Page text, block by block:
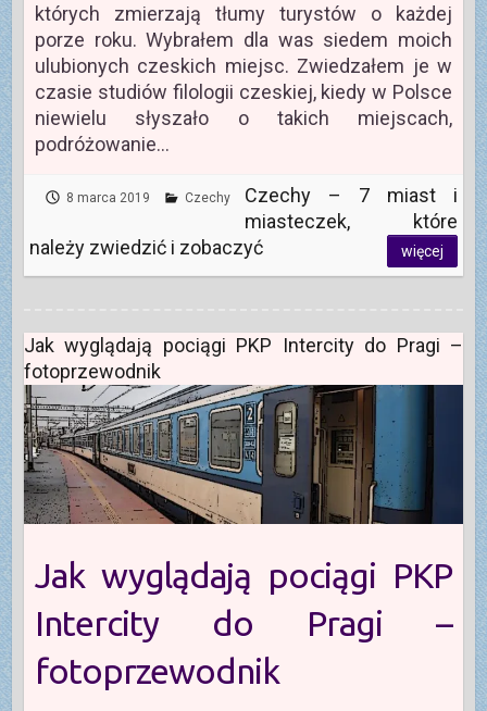
których zmierzają tłumy turystów o każdej
porze roku. Wybrałem dla was siedem moich
ulubionych czeskich miejsc. Zwiedzałem je w
czasie studiów filologii czeskiej, kiedy w Polsce
niewielu słyszało o takich miejscach,
podróżowanie…
8 marca 2019 Czechy
Czechy – 7 miast i
miasteczek, które
należy zwiedzić i zobaczyć
więcej
Jak wyglądają pociągi PKP Intercity do Pragi –
fotoprzewodnik
Jak wyglądają pociągi PKP
Intercity do Pragi –
fotoprzewodnik